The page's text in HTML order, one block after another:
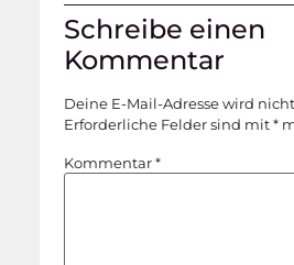
Schreibe einen
Kommentar
Deine E-Mail-Adresse wird
Erforderliche Felder sind mit*
Kommentar*